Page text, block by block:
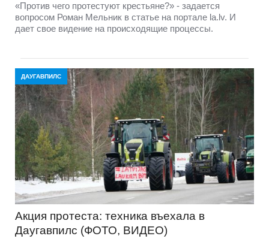
«Против чего протестуют крестьяне?» - задается
вопросом Роман Мельник в статье на портале la.lv. И
дает свое видение на происходящие процессы.
ДАУГАВПИЛС
Акция протеста: техника въехала в
Даугавпилс (ФОТО, ВИДЕО)